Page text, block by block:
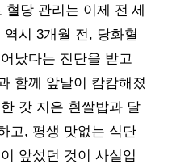
당 관리는 이제 전 세
시 3개월 전, 당화혈
났다는 진단을 받고
함께 앞날이 캄캄해졌
갓 지은 흰쌀밥과 달
고, 평생 맛없는 식단
앞섰던 것이 사실입